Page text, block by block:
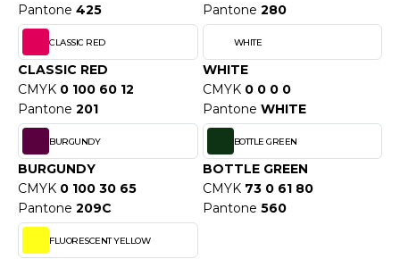
UND JACKEN
T'S
SERIE
Pantone 425
Pantone 280
CLASSIC RED
CLASSIC RED
CMYK 0 100 60 12
Pantone 201
WHITE
WHITE
CMYK 0 0 0 0
Pantone WHITE
BURGUNDY
BURGUNDY
CMYK 0 100 30 65
Pantone 209C
BOTTLE GREEN
BOTTLE GREEN
CMYK 73 0 61 80
Pantone 560
FLUORESCENT YELLOW